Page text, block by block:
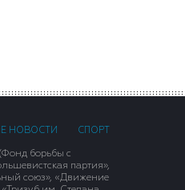
НОВОСТИ СПОРТ
борьбы с
партия»,
союз», «Движение